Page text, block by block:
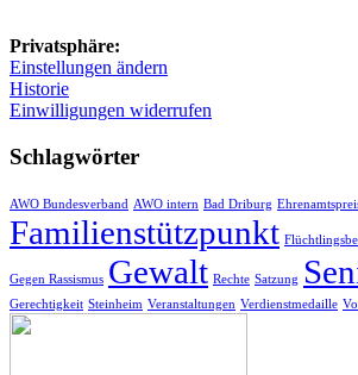
Privatsphäre:
Einstellungen ändern
Historie
Einwilligungen widerrufen
Schlagwörter
AWO Bundesverband AWO intern Bad Driburg
Familienstützpunkt
Gegen Rassismus Gewalt Rechte Satzung
Gerechtigkeit Steinheim Veranstaltungen Verdienstmedaille